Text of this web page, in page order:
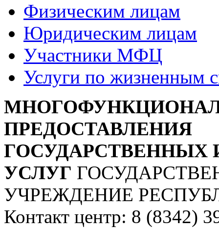
Физическим лицам
Юридическим лицам
Участники МФЦ
Услуги по жизненным
ПРЕДОСТАВЛЕНИЯ
УСЛУГ
УЧРЕЖДЕНИЕ
Контакт центр: 8 (8342)